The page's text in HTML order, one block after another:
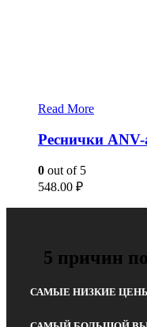
Read More
Реснички ANV-
0 out of 5
548.00 ₽
5 причин
САМЫЕ НИЗКИЕ